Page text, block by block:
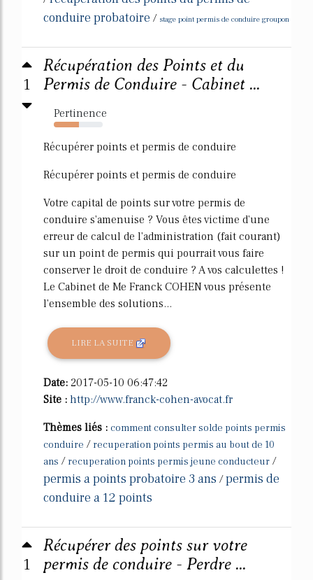
conduire probatoire / stage point permis de conduire groupon
1
Récupération des Points et du
Permis de Conduire - Cabinet ...
Pertinence
51%
Récupérer points et permis de conduire
Récupérer points et permis de conduire
Votre capital de points sur votre permis de
conduire s'amenuise ? Vous êtes victime d'une
erreur de calcul de l'administration (fait courant)
sur un point de permis qui pourrait vous faire
conserver le droit de conduire ? A vos calculettes !
Le Cabinet de Me Franck COHEN vous présente
l'ensemble des solutions...
LIRE LA SUITE
Date: 2017-05-10 06:47:42
Site : http://www.franck-cohen-avocat.fr
Thèmes liés : comment consulter solde points permis
conduire / recuperation points permis au bout de 10
ans / recuperation points permis jeune conducteur /
permis a points probatoire 3 ans /permis de
conduire a 12 points
1
Récupérer des points sur votre
permis de conduire - Perdre ...